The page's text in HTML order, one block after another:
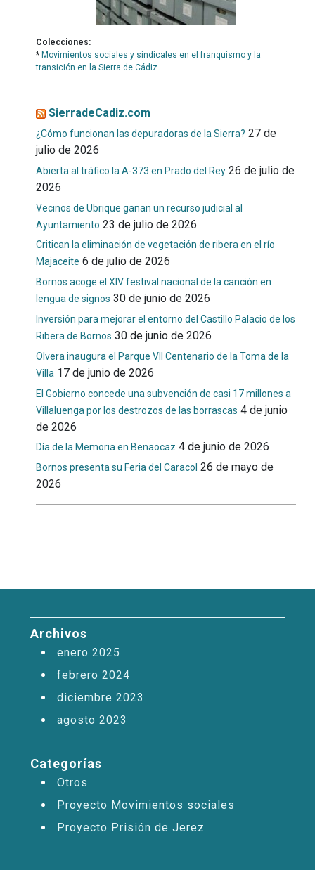
Colecciones:
* Movimientos sociales y sindicales en el franquismo y la
transición en la Sierra de Cádiz
SierradeCadiz.com
¿Cómo funcionan las depuradoras de la Sierra? 27 de
julio de 2026
Abierta al tráfico la A-373 en Prado del Rey 26 de julio de
2026
Vecinos de Ubrique ganan un recurso judicial al
Ayuntamiento 23 de julio de 2026
Critican la eliminación de vegetación de ribera en el río
Majaceite 6 de julio de 2026
Bornos acoge el XIV festival nacional de la canción en
lengua de signos 30 de junio de 2026
Inversión para mejorar el entorno del Castillo Palacio de los
Ribera de Bornos 30 de junio de 2026
Olvera inaugura el Parque VII Centenario de la Toma de la
Villa 17 de junio de 2026
El Gobierno concede una subvención de casi 17 millones a
Villaluenga por los destrozos de las borrascas 4 de junio
de 2026
Día de la Memoria en Benaocaz 4 de junio de 2026
Bornos presenta su Feria del Caracol 26 de mayo de
2026
Archivos
enero 2025
febrero 2024
diciembre 2023
agosto 2023
Categorías
Otros
Proyecto Movimientos sociales
Proyecto Prisión de Jerez